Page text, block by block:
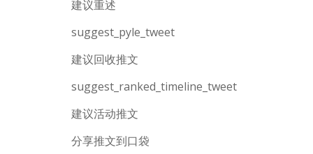
建议重述
suggest_pyle_tweet
建议回收推文
suggest_ranked_timeline_tweet
建议活动推文
分享推文到口袋